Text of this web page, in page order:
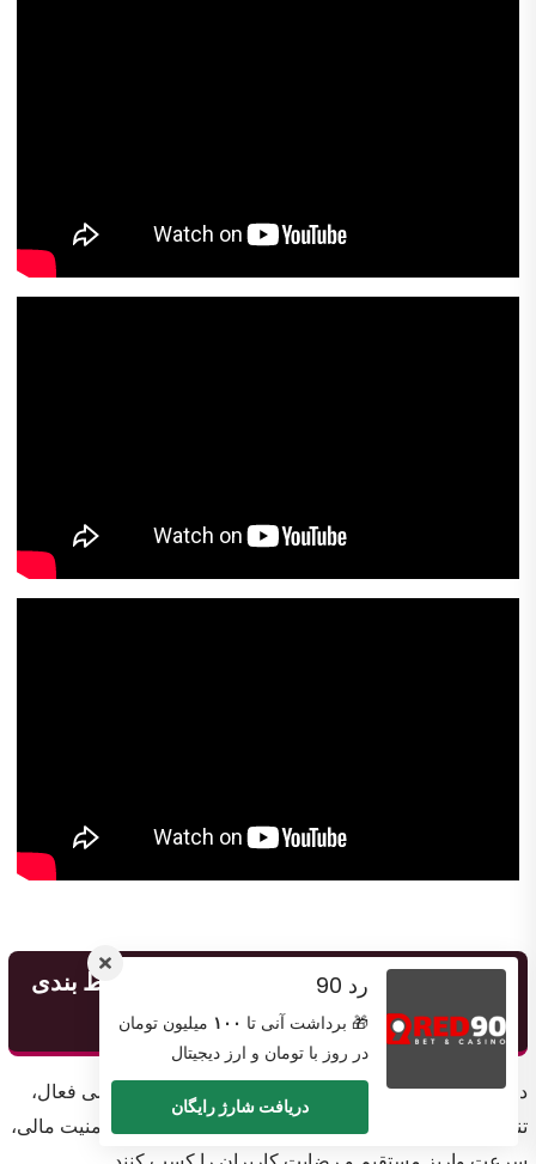
معرفی بهترین و معتبرترین سایت های شرط بندی
در ایران
در میان بیش از ۵۰۰ سایت شرط بندی و پیش‌بینی ورزشی فعال،
تنها تعداد محدودی توانسته‌اند استانداردهای لازم از نظر امنیت مالی،
رد 90
🎁 برداشت آنی تا ۱۰۰ میلیون تومان
در روز با تومان و ارز دیجیتال
دریافت شارژ رایگان